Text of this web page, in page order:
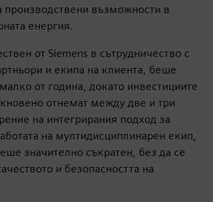
производствени възможности в
енергия.
от Siemens в сътрудничество с
и екипа на клиента, беше
от година, докато инвестициите
отнемат между две и три
на интегрирания подход за
на мултидисциплинарен екип,
значително съкратен, без да се
и безопасността на